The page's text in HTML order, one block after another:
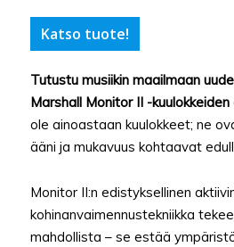
Katso tuote!
Tutustu musiikin maailmaan
Marshall Monitor II -kuulokkeiden
ole ainoastaan kuulokkeet; ne
ääni ja mukavuus kohtaavat
Monitor II:n edistyksellinen
kohinanvaimennustekniikka
mahdollista – se estää